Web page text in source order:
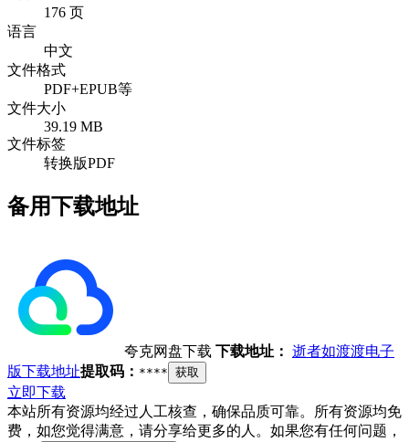
176 页
语言
中文
文件格式
PDF+EPUB等
文件大小
39.19 MB
文件标签
转换版PDF
备用下载地址
夸克网盘下载 下载地址： 逝者如渡渡电子
版下载地址提取码： **** 获取
立即下载
本站所有资源均经过人工核查，确保品质可靠。所有资源均免
费，如您觉得满意，请分享给更多的人。如果您有任何问题，